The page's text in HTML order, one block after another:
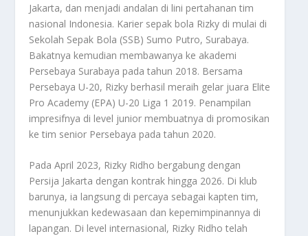
Jakarta, dan menjadi andalan di lini pertahanan tim
nasional Indonesia.​ Karier sepak bola Rizky di mulai di
Sekolah Sepak Bola (SSB) Sumo Putro, Surabaya.
Bakatnya kemudian membawanya ke akademi
Persebaya Surabaya pada tahun 2018. Bersama
Persebaya U-20, Rizky berhasil meraih gelar juara Elite
Pro Academy (EPA) U-20 Liga 1 2019. Penampilan
impresifnya di level junior membuatnya di promosikan
ke tim senior Persebaya pada tahun 2020.​
Pada April 2023, Rizky Ridho bergabung dengan
Persija Jakarta dengan kontrak hingga 2026. Di klub
barunya, ia langsung di percaya sebagai kapten tim,
menunjukkan kedewasaan dan kepemimpinannya di
lapangan. Di level internasional, Rizky Ridho telah